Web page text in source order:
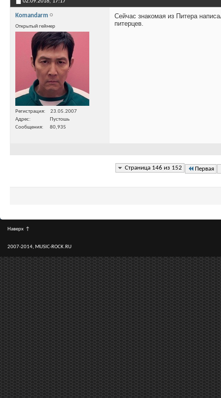
Komandarm
Открытый геймер
Регистрация
23.05.2007
Адрес
Пустошь
Сообщения
80,935
Сейчас знакомая из Питера
питерцев.
Страница 146 из 152 Первая
Наверх ↑
2007-2014, MUSIC-ROCK.RU